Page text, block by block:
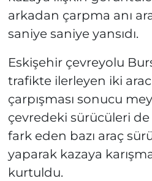
arkadan çarpma anı
saniye saniye yansıdı.
Eskişehir çevreyolu
trafikte ilerleyen iki
çarpışması sonucu
çevredeki sürücüleri de
fark eden bazı araç
yaparak kazaya
kurtuldu.